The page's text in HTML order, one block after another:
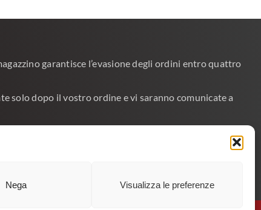
Nega Visualizza le preferenze
garantisce l’evasione degli ordini entro quattro
solo dopo il vostro ordine e vi saranno comunicate a